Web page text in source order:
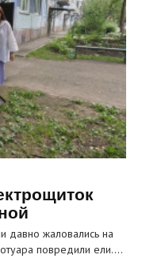
давно жаловались на
повредили ели.…